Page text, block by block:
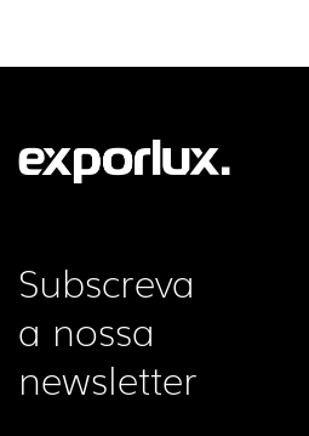
Subscreva
a nossa
newsletter